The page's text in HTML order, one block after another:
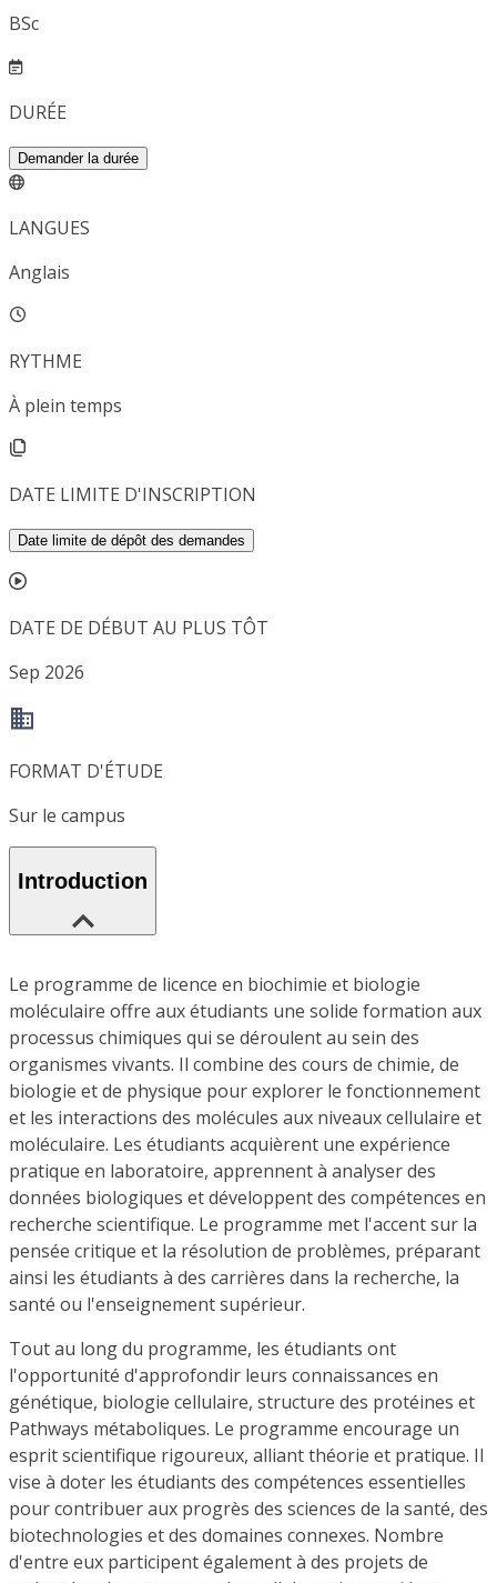
BSc
DURÉE
Demander la durée
LANGUES
Anglais
RYTHME
À plein temps
DATE LIMITE D'INSCRIPTION
Date limite de dépôt des demandes
DATE DE DÉBUT AU PLUS TÔT
Sep 2026
FORMAT D'ÉTUDE
Sur le campus
Introduction
Le programme de licence en biochimie et biologie
moléculaire offre aux étudiants une solide formation aux
processus chimiques qui se déroulent au sein des
organismes vivants. Il combine des cours de chimie, de
biologie et de physique pour explorer le fonctionnement
et les interactions des molécules aux niveaux cellulaire et
moléculaire. Les étudiants acquièrent une expérience
pratique en laboratoire, apprennent à analyser des
données biologiques et développent des compétences en
recherche scientifique. Le programme met l'accent sur la
pensée critique et la résolution de problèmes, préparant
ainsi les étudiants à des carrières dans la recherche, la
santé ou l'enseignement supérieur.
Tout au long du programme, les étudiants ont
l'opportunité d'approfondir leurs connaissances en
génétique, biologie cellulaire, structure des protéines et
Pathways métaboliques. Le programme encourage un
esprit scientifique rigoureux, alliant théorie et pratique. Il
vise à doter les étudiants des compétences essentielles
pour contribuer aux progrès des sciences de la santé, des
biotechnologies et des domaines connexes. Nombre
d'entre eux participent également à des projets de